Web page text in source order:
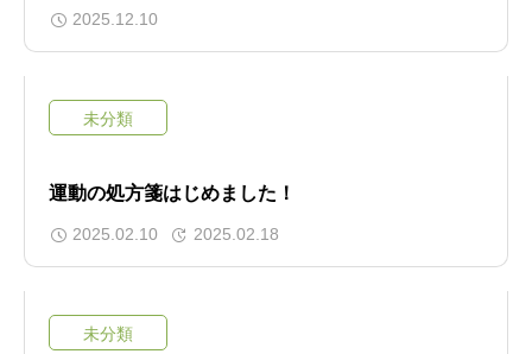
2025.12.10
未分類
運動の処方箋はじめました！
2025.02.10 2025.02.18
未分類